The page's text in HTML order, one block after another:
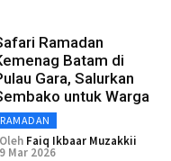
Ramadan
Batam di
Gara, Salurkan
untuk Warga
RAMADAN
Oleh Faiq Ikbaar Muzakkii
9 Mar 2026